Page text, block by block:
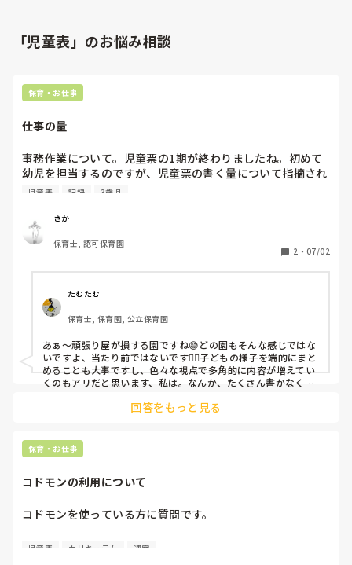
「児童表」のお悩み相談
保育・お仕事
仕事の量
事務作業について。児童票の1期が終わりましたね。初めて
幼児を担当するのですが、児童票の書く量について指摘され
ました。こどものことをなるべく記録に残しておきたいと思
るときつくなると言う理由で、もっと書く量を減らしてと言
われました。また、例年幼児はあまり児童票の量は多く書か
ないから（時間的な理由で書けない）ので周りに量を合わせ
言いたいことは分からなくもないですが、以前も事務作業的
なところで周りに合わせてと言われた経験があります。なん
というか、できる量に対して自分の手を抜いているような気
がしてあまり納得いっていません。
保育園ってこんな感じなのでしょうか？元々営利企業に務め
ていて、保育士には転職をしてなりました。保育業界の共通
認識とか、暗黙の了解があれば教えてください
児童表 記録 3歳児
さか
保育士, 認可保育園
2 ・ 07/02
たむたむ
保育士, 保育園, 公立保育園
あぁ〜頑張り屋が損する園ですね😅どの園もそんな感じではな
いですよ、当たり前ではないです🙅‍♀️子どもの様子を端的にまと
めることも大事ですし、色々な視点で多角的に内容が増えてい
くのもアリだと思います、私は。なんか、たくさん書かなくて
私は新人の頃、さかさんとは逆で、あまりに書く内容が少な過
す💧
回答をもっと見る
保育・お仕事
コドモンの利用について
コドモンを使っている方に質問です。
何で記入していて、どこまで使っていますか。
児童表 カリキュラム 週案